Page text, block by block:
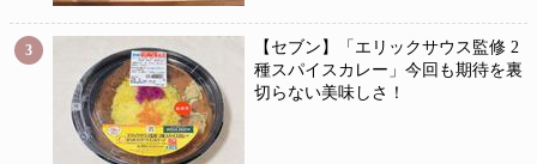
3
【セブン】「エリックサウス監修 2
種スパイスカレー」今回も期待を裏
切らない美味しさ！